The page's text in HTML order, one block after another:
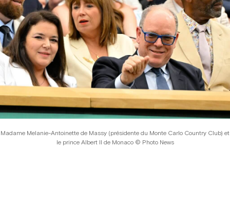
Madame Melanie-Antoinette de Massy (présidente du Monte Carlo Country Club) et
le prince Albert II de Monaco © Photo News